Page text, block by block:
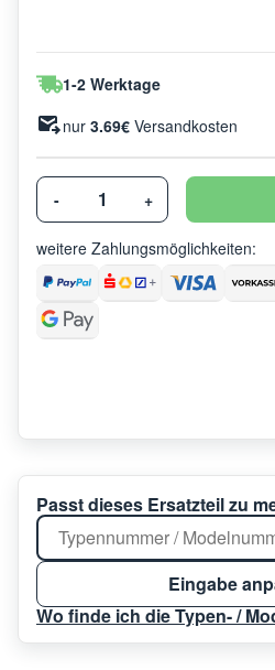
1-2 Werktage
nur 3.69€ Versandkosten
- +
weitere Zahlungsmöglichkeiten:
Passt dieses Ersatzteil zu
Eingabe
Wo finde ich die Typen- /